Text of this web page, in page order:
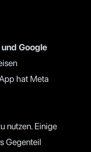
Google
hat Meta
nutzen. Einige
Gegenteil